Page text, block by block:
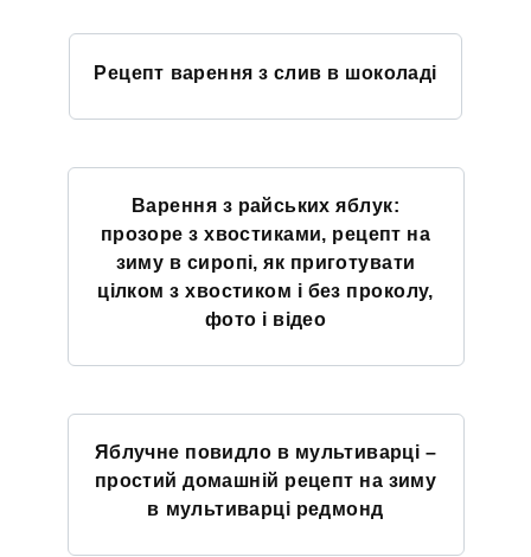
Рецепт варення з слив в шоколаді
Варення з райських яблук:
прозоре з хвостиками, рецепт на
зиму в сиропі, як приготувати
цілком з хвостиком і без проколу,
фото і відео
Яблучне повидло в мультиварці –
простий домашній рецепт на зиму
в мультиварці редмонд